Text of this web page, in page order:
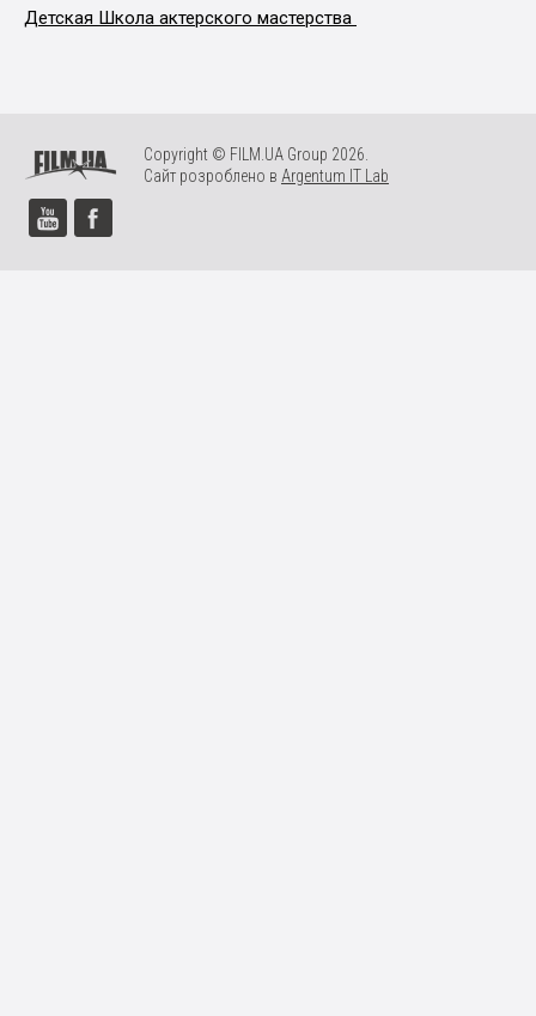
Детская Школа актерского мастерства
Copyright © FILM.UA Group 2026.
Сайт розроблено в Argentum IT Lab